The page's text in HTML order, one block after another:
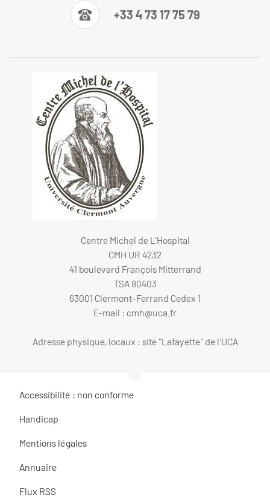
+33 4 73 17 75 79
Centre Michel de L'Hospital
CMH UR 4232
41 boulevard François Mitterrand
TSA 80403
63001 Clermont-Ferrand Cedex 1
E-mail : cmh@uca.fr
Adresse physique, locaux : site "Lafayette" de l'UCA
Accessibilité : non conforme
Handicap
Mentions légales
Annuaire
Flux RSS